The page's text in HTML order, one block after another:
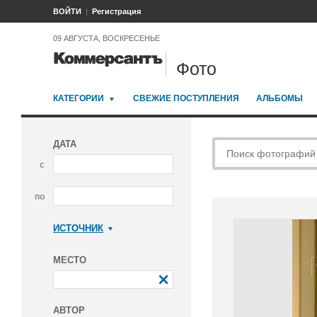
ВОЙТИ Регистрация
09 АВГУСТА, ВОСКРЕСЕНЬЕ
Фото
КАТЕГОРИИ СВЕЖИЕ ПОСТУПЛЕНИЯ АЛЬБОМЫ
ДАТА
с
по
ИСТОЧНИК
МЕСТО
АВТОР